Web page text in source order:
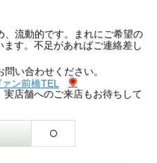
流動的です。まれにご希望の
す。不足があればご連絡差し
い合わせください。
ン前橋TEL
店舗へのご来店もお待ちして
○